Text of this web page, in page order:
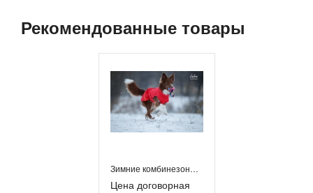
Рекомендованные товары
Зимние комбинезоны для собак
Цена договорная